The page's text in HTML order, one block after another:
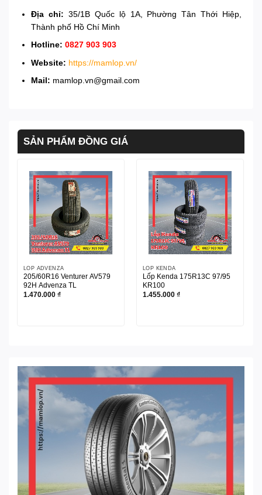
Địa chỉ: 35/1B Quốc lộ 1A, Phường Tân Thới Hiệp,
Thành phố Hồ Chí Minh
Hotline: 0827 903 903
Website: https://mamlop.vn/
Mail: mamlop.vn@gmail.com
SẢN PHẨM ĐỒNG GIÁ
LỐP ADVENZA
205/60R16 Venturer AV579
92H Advenza TL
1.470.000 ₫
LỐP KENDA
Lốp Kenda 175R13C 97/95
KR100
1.455.000 ₫